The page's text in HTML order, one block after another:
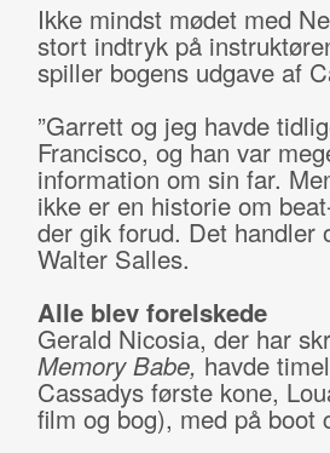
Ikke mindst mødet med
stort indtryk på
spiller bogens udgave af
”Garrett og jeg havde
Francisco, og han var
information om sin far.
ikke er en historie om
der gik forud. Det handler
Walter Salles.
Alle blev forelskede
Gerald Nicosia, der har
Memory Babe, havde
Cassadys første kone,
film og bog), med på boot